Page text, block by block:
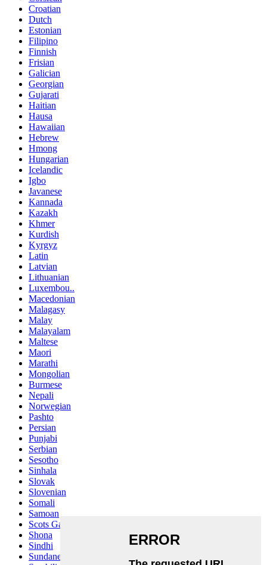
Croatian
Dutch
Estonian
Filipino
Finnish
Frisian
Galician
Georgian
Gujarati
Haitian
Hausa
Hawaiian
Hebrew
Hmong
Hungarian
Icelandic
Igbo
Javanese
Kannada
Kazakh
Khmer
Kurdish
Kyrgyz
Latin
Latvian
Lithuanian
Luxembou..
Macedonian
Malagasy
Malay
Malayalam
Maltese
Maori
Marathi
Mongolian
Burmese
Nepali
Norwegian
Pashto
Persian
Punjabi
Serbian
Sesotho
Sinhala
Slovak
Slovenian
Somali
Samoan
Scots Gaelic
Shona
Sindhi
Sundanese